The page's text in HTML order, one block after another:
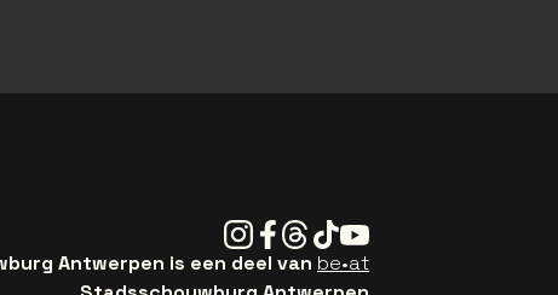
Instagram
Facebook
Threads
TiktokYoutube
Antwerpen is een deel van be•at